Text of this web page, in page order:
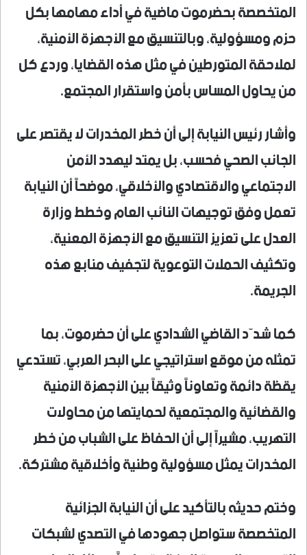
المتخصصة بحضرموت ماضية في أداء مهامها بكل
حزم ومسؤولية، وبالتنسيق مع الأجهزة الأمنية،
لملاحقة المتورطين في مثل هذه القضايا، وردع كل
من يحاول المساس بأمن واستقرار المجتمع.
وأشار رئيس النيابة إلى أن خطر المخدرات لا يقتصر على
الجانب الصحي فحسب، بل يمتد ليهدد الأمن
الاجتماعي والاقتصادي والأخلاقي، موضحاً أن النيابة
تعمل وفق توجيهات النائب العام وخطط وزارة
العدل على تعزيز التنسيق مع الأجهزة المعنية،
وتكثيف الحملات التوعوية لتجفيف منابع هذه
الجريمة.
كما شدّد القاضي الشدادي على أن حضرموت، بما
تمثله من موقع استراتيجي على البحر العربي، تستدعي
يقظة دائمة وتعاوناً وثيقاً بين الأجهزة الأمنية
والقضائية والمجتمعية لحمايتها من محاولات
التهريب، مشيراً إلى أن الحفاظ على الشباب من خطر
المخدرات يمثل مسؤولية وطنية وأخلاقية مشتركة.
وختم حديثه بالتأكيد على أن النيابة الجزائية
المتخصصة ستواصل جهودها في التصدي لشبكات